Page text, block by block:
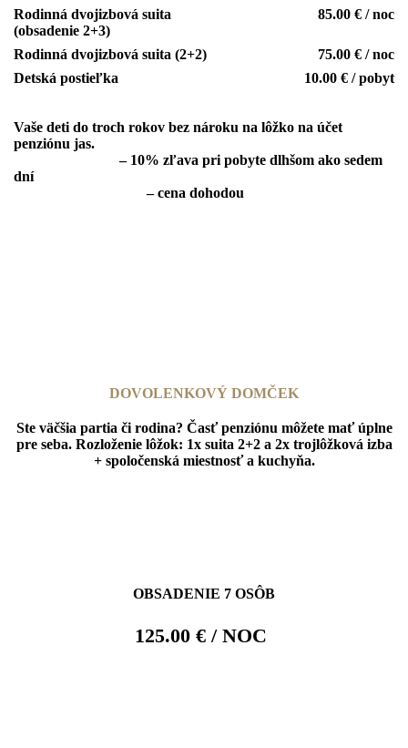
Rodinná dvojizbová suita
(obsadenie 2+3)
85.00 € / noc
Rodinná dvojizbová suita (2+2)
75.00 € / noc
Detská postieľka
10.00 € / pobyt
Vaše deti do troch rokov bez nároku na lôžko na účet
penziónu jas.
– 10% zľava pri pobyte dlhšom ako sedem
dní
– cena dohodou
DOVOLENKOVÝ DOMČEK
Ste väčšia partia či rodina? Časť penziónu môžete mať úplne
pre seba. Rozloženie lôžok: 1x suita 2+2 a 2x trojlôžková izba
+ spoločenská miestnosť a kuchyňa.
OBSADENIE 7 OSÔB
125.00 € / NOC